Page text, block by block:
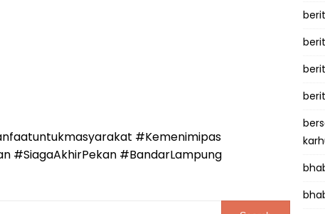
#Kemenimipas
#SiagaAkhirPekan #BandarLampung